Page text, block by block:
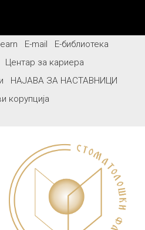
E-mail
Е-библиотека
Центар за кариера
НАЈАВА ЗА НАСТАВНИЦИ
корупција